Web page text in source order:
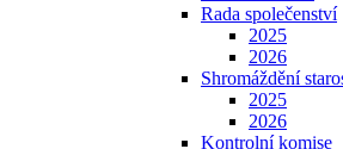
Rada společenství
2025
2026
Shromáždění
2025
2026
Kontrolní komise